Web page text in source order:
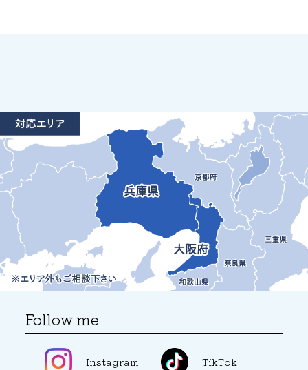
Follow me
Instagram TikTok